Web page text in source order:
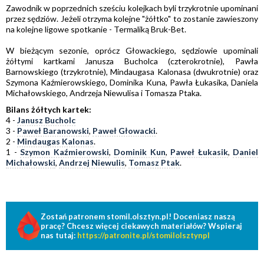
Zawodnik w poprzednich sześciu kolejkach byli trzykrotnie upominani
przez sędziów. Jeżeli otrzyma kolejne "żółtko" to zostanie zawieszony
na kolejne ligowe spotkanie - Termaliką Bruk-Bet.
W bieżącym sezonie, oprócz Głowackiego, sędziowie upominali
żółtymi kartkami Janusza Bucholca (czterokrotnie), Pawła
Barnowskiego (trzykrotnie), Mindaugasa Kalonasa (dwukrotnie) oraz
Szymona Kaźmierowskiego, Dominika Kuna, Pawła Łukasika, Daniela
Michałowskiego, Andrzeja Niewulisa i Tomasza Ptaka.
Bilans żółtych kartek:
4 - Janusz Bucholc
3 - Paweł Baranowski, Paweł Głowacki.
2 - Mindaugas Kalonas.
1 - Szymon Kaźmierowski, Dominik Kun, Paweł Łukasik, Daniel
Michałowski, Andrzej Niewulis, Tomasz Ptak.
Zostań patronem stomil.olsztyn.pl! Doceniasz naszą
pracę? Chcesz więcej ciekawych materiałów? Wspieraj
nas tutaj: https://patronite.pl/stomilolsztynpl